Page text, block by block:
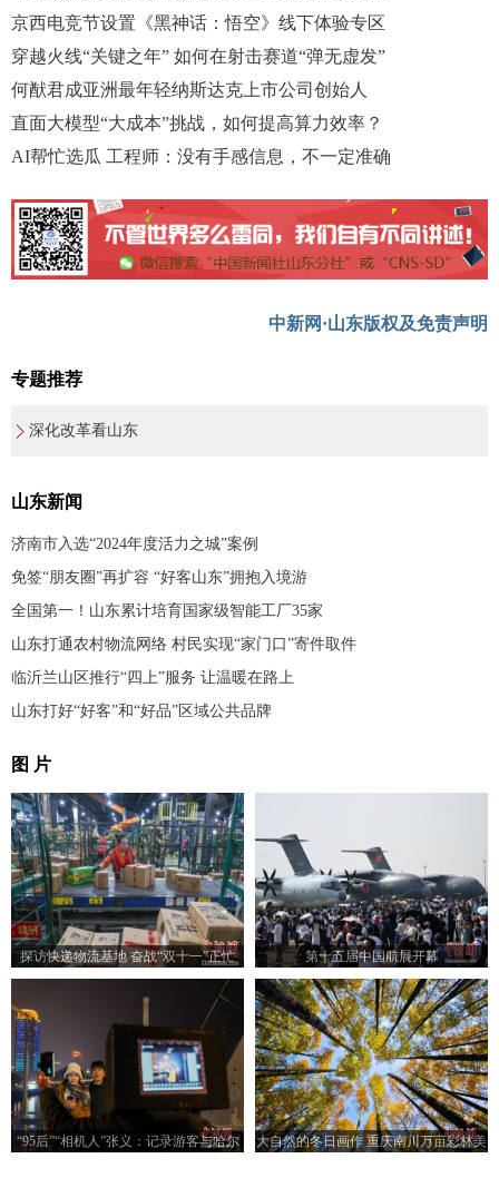
京西电竞节设置《黑神话：悟空》线下体验专区
穿越火线“关键之年” 如何在射击赛道“弹无虚发”
何猷君成亚洲最年轻纳斯达克上市公司创始人
直面大模型“大成本”挑战，如何提高算力效率？
AI帮忙选瓜 工程师：没有手感信息，不一定准确
中新网·山东版权及免责声明
专题推荐
深化改革看山东
山东新闻
济南市入选“2024年度活力之城”案例
免签“朋友圈”再扩容 “好客山东”拥抱入境游
全国第一！山东累计培育国家级智能工厂35家
山东打通农村物流网络 村民实现“家门口”寄件取件
临沂兰山区推行“四上”服务 让温暖在路上
山东打好“好客”和“好品”区域公共品牌
图 片
探访快递物流基地 奋战“双十一”正忙 第十五届中国航展开幕
“95后”“相机人”张义：记录游客与哈尔
大自然的冬日画作 重庆南川万亩彩林美